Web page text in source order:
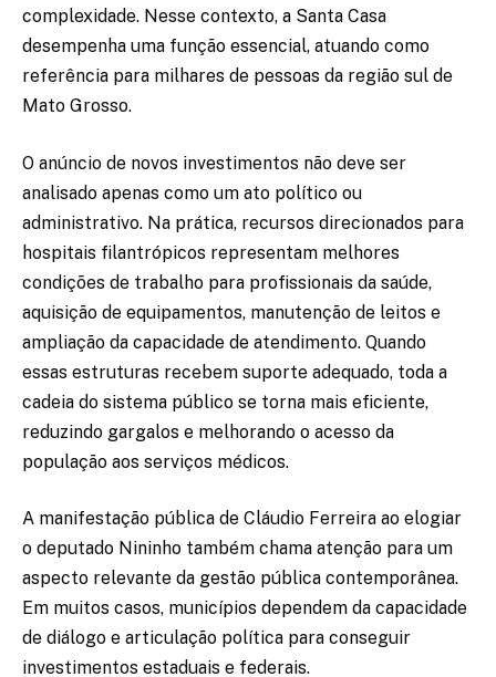
complexidade. Nesse contexto, a Santa Casa
desempenha uma função essencial, atuando como
referência para milhares de pessoas da região sul de
Mato Grosso.
O anúncio de novos investimentos não deve ser
analisado apenas como um ato político ou
administrativo. Na prática, recursos direcionados para
hospitais filantrópicos representam melhores
condições de trabalho para profissionais da saúde,
aquisição de equipamentos, manutenção de leitos e
ampliação da capacidade de atendimento. Quando
essas estruturas recebem suporte adequado, toda a
cadeia do sistema público se torna mais eficiente,
reduzindo gargalos e melhorando o acesso da
população aos serviços médicos.
A manifestação pública de Cláudio Ferreira ao elogiar
o deputado Nininho também chama atenção para um
aspecto relevante da gestão pública contemporânea.
Em muitos casos, municípios dependem da capacidade
de diálogo e articulação política para conseguir
investimentos estaduais e federais.